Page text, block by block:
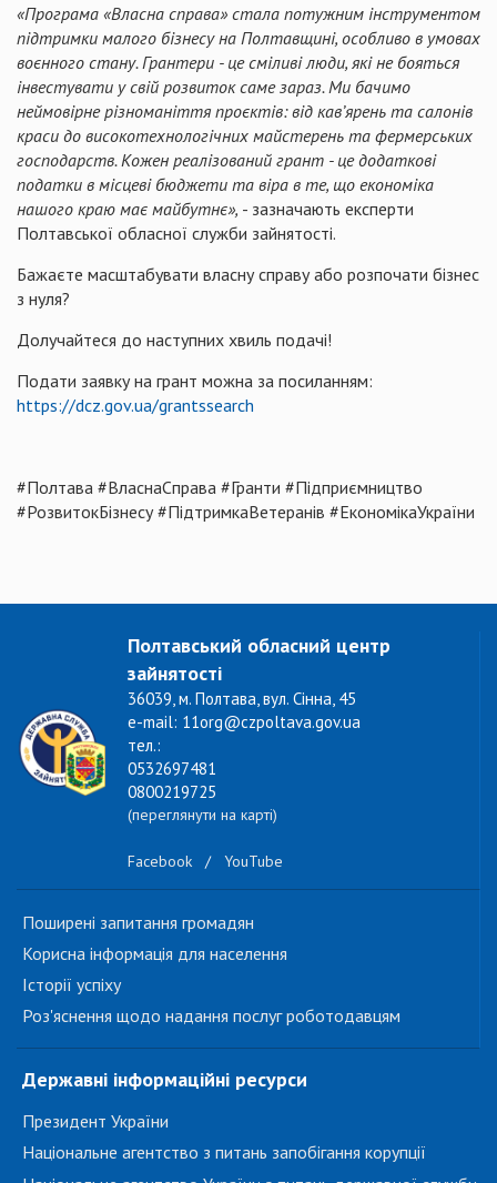
«Програма «Власна справа» стала потужним інструментом
підтримки малого бізнесу на Полтавщині, особливо в умовах
воєнного стану. Грантери - це сміливі люди, які не бояться
інвестувати у свій розвиток саме зараз. Ми бачимо
неймовірне різноманіття проєктів: від кав’ярень та салонів
краси до високотехнологічних майстерень та фермерських
господарств. Кожен реалізований грант - це додаткові
податки в місцеві бюджети та віра в те, що економіка
нашого краю має майбутнє», - зазначають експерти
Полтавської обласної служби зайнятості.
Бажаєте масштабувати власну справу або розпочати бізнес
з нуля?
Долучайтеся до наступних хвиль подачі!
Подати заявку на грант можна за посиланням:
https://dcz.gov.ua/grantssearch
#Полтава #ВласнаСправа #Гранти #Підприємництво
#РозвитокБізнесу #ПідтримкаВетеранів #ЕкономікаУкраїни
Полтавський обласний центр
зайнятості
36039, м. Полтава, вул. Сінна, 45
e-mail: 11org@czpoltava.gov.ua
тел.:
0532697481
0800219725
(переглянути на карті)
Facebook / YouTube
Поширені запитання громадян
Корисна інформація для населення
Історії успіху
Роз'яснення щодо надання послуг роботодавцям
Державні інформаційні ресурси
Президент України
Національне агентство з питань запобігання корупції